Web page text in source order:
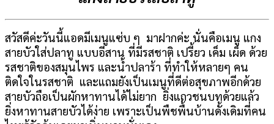
สวัสดีค่ะวันนี้แอดมีเมนูแซ่บ ๆ มาฝากค่ะ นั่นคือเมนู แกง
สายบัวใส่ปลาทู แบบอีสาน ที่มีรสชาติ เปรี้ยว เค็ม เผ็ด ด้วย
รสชาติของสมุนไพร และน้ำปลาร้า ที่ทำให้หลายๆ คน
ติดใจในรสชาติ และแถมยังเป็นเมนูที่ดีต่อสุขภาพอีกด้วย
สายบัวถือเป็นผักหาทานได้ไม่ยาก ยิ่งแถวชนบทด้วยแล้ว
ยิ่งหาทานสายบัวได้ง่าย เพราะเป็นพืชพื้นบ้านดั้งเดิมที่คน